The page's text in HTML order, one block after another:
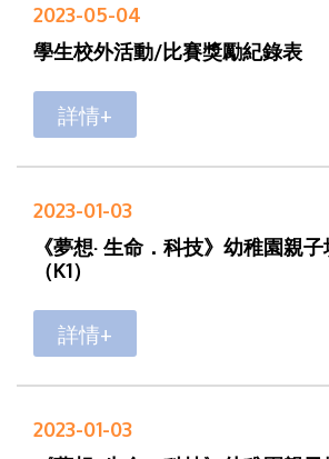
2023-05-04
學生校外活動/比賽獎勵紀錄表
詳情+
2023-01-03
《夢想· 生命．科技》幼稚園親
（K1）
詳情+
2023-01-03